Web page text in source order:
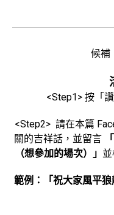
候補
<Step1> 按「
<Step2> 請在本篇
關的吉祥話，並留言
（想參加的場次）
」
範例：「祝大家風平